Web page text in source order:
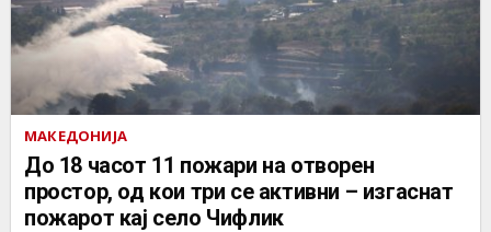
МАКЕДОНИЈА
До 18 часот 11 пожари на отворен
простор, од кои три се активни – изгаснат
пожарот кај село Чифлик